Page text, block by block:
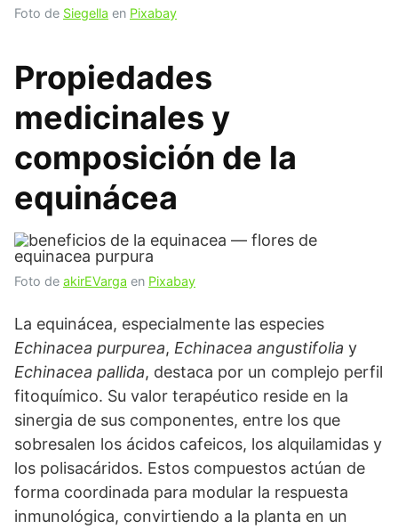
Foto de Siegella en Pixabay
Propiedades
medicinales y
composición de la
equinácea
Foto de akirEVarga en Pixabay
La equinácea, especialmente las especies
Echinacea purpurea, Echinacea angustifolia y
Echinacea pallida, destaca por un complejo perfil
fitoquímico. Su valor terapéutico reside en la
sinergia de sus componentes, entre los que
sobresalen los ácidos cafeicos, los alquilamidas y
los polisacáridos. Estos compuestos actúan de
forma coordinada para modular la respuesta
inmunológica, convirtiendo a la planta en un